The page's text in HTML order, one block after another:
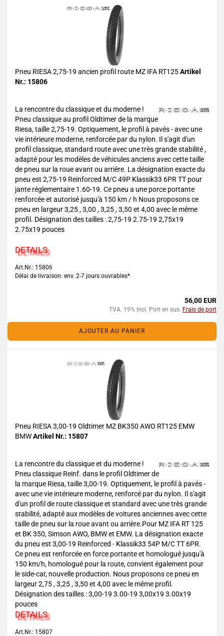
Pneu RIESA 2,75-19 ancien profil route MZ IFA RT125Artikel
Nr.: 15806
La rencontre du classique et du moderne !
Pneu classique au profil Oldtimer de la marque
Riesa, taille 2,75-19. Optiquement, le profil à pavés - avec une
vie intérieure moderne, renforcée par du nylon. Il s'agit d'un
profil classique, standard route avec une très grande stabilité ,
adapté pour les modèles de véhicules anciens avec cette taille
de pneu sur la roue avant ou arrière. La désignation exacte du
pneu est 2,75-19 Reinforced M/C 49P Klassik33 6PR TT pour
jante réglementaire 1.60-19. Ce pneu a une porce portante
renforcée et autorisé jusqu'à 150 km / h Nous proposons ce
pneu en largeur 3,25 , 3,00 , 3,25 , 3,50 et 4,00 avec le même
profil. Désignation des tailles : 2,75-19 2.75-19 2,75x19
2.75x19 pouces
DETAILS
Art.Nr.: 15806
Délai de livraison: env. 2-7 jours ouvrables*
56,00 EUR
TVA. 19% incl. Port en sus. Frais de port
AJOUTER AU PANIER
Pneu RIESA 3,00-19 Oldtimer MZ BK350 AWO RT125 EMW
BMWArtikel Nr.: 15807
La rencontre du classique et du moderne !
Pneu classique Reinf. dans le profil Oldtimer de
la marque Riesa, taille 3,00-19. Optiquement, le profil à pavés -
avec une vie intérieure moderne, renforcé par du nylon. Il s'agit
d'un profil de route classique et standard avec une très grande
stabilité, adapté aux modèles de voitures anciennes avec cette
taille de pneu sur la roue avant ou arrière.Pour MZ IFA RT 125
et BK 350, Simson AWO, BMW et EMW. La désignation exacte
du pneu est 3,00-19 Reinforced - Klassik33 54P M/C TT 6PR.
Ce pneu est renforcée en force portante et homologué jusqu'à
150 km/h, homologué pour la route, convient également pour
le side-car, nouvelle production. Nous proposons ce pneu en
largeur 2,75 , 3,25 , 3,50 et 4,00 avec le même profil.
Désignation des tailles : 3,00-19 3.00-19 3,00x19 3.00x19
pouces
DETAILS
Art.Nr.: 15807